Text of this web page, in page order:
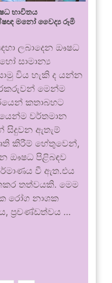
භාවිතය
මනෝ වෛද්‍ය රූමි
ලබාදෙන ඖෂධ
සාමාන්‍ය
විය හැකි ද යන්න
මෙන්ම
කතාබහට
වර්තමාන
සිදුවන ඇතැම්
කිරීම් හේතුවෙන්,
ඖෂධ පිළිබඳව
වී ඇත.එය
තත්වයකි. මෙම
රෝග නාශක
ප්‍රචණ්ඩත්වය …